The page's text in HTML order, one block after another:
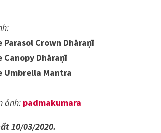
Parasol Crown Dhāraṇī
Canopy Dhāraṇī
Umbrella Mantra
ảnh: padmakumara
10/03/2020.